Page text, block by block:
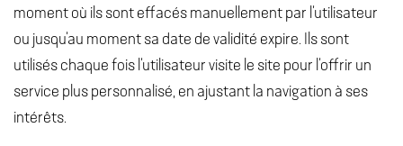
moment où ils sont effacés manuellement par l’utilisateur
ou jusqu’au moment sa date de validité expire. Ils sont
utilisés chaque fois l’utilisateur visite le site pour l’offrir un
service plus personnalisé, en ajustant la navigation à ses
intérêts.